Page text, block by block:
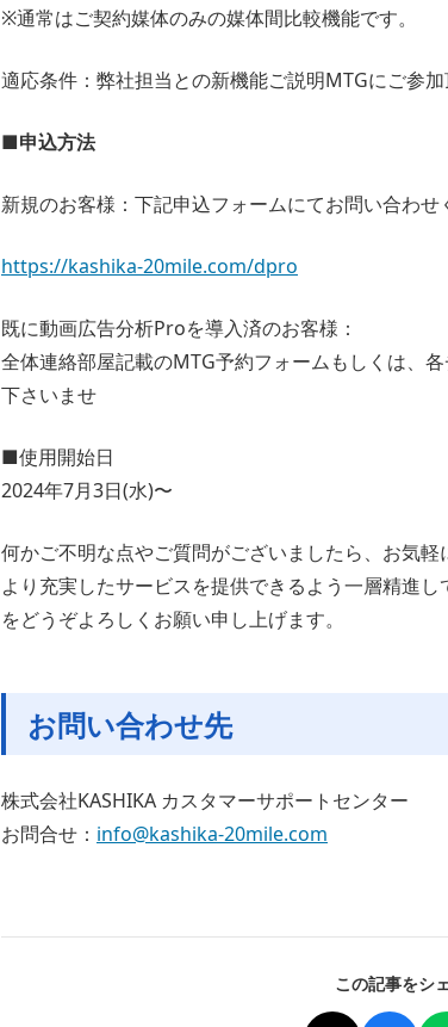
※通常はご契約媒体のみの媒体間比較機能です。
適応条件：弊社担当との新機能ご説明MTGにご参加
■申込方法
新規のお客様：下記申込フォームにてお問い合わせ
https://kashika-20mile.com/dpro
既に動画広告分析Proを導入済のお客様：
全体連絡部屋記載のMTG予約フォームもしくは、
下さいませ
■使用開始日
2024年7月3日(水)〜
何かご不明な点やご質問がございましたら、お気軽
より充実したサービスを提供できるよう一層精進
をどうぞよろしくお願い申し上げます。
お問い合わせ先
株式会社KASHIKA カスタマーサポートセンター
お問合せ： info@kashika-20mile.com
この記事をシ